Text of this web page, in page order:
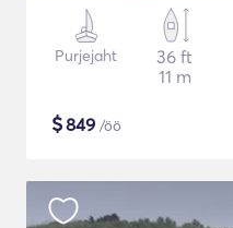
Purjejaht
36 ft
11 m
$849 /öö